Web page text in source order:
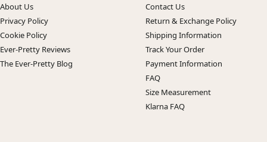
About Us
Privacy Policy
Cookie Policy
Ever-Pretty Reviews
The Ever-Pretty Blog
Contact Us
Return & Exchange Policy
Shipping Information
Track Your Order
Payment Information
FAQ
Size Measurement
Klarna FAQ